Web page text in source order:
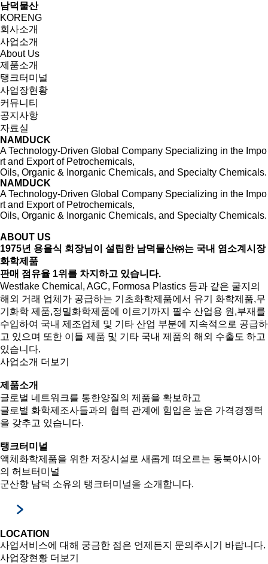
남덕물산
KORENG
회사소개
사업소개
About Us
제품소개
탱크터미널
사업장현황
커뮤니티
공지사항
자료실
NAMDUCK
A Technology-Driven Global Company Specializing in the Impo
rt and Export of Petrochemicals,
Oils, Organic & Inorganic Chemicals, and Specialty Chemicals.
NAMDUCK
A Technology-Driven Global Company Specializing in the Impo
rt and Export of Petrochemicals,
Oils, Organic & Inorganic Chemicals, and Specialty Chemicals.
ABOUT US
1975년 용을식 회장님이 설립한 남덕물산㈜는 국내 염소계시장
화학제품
판매 점유율 1위를 차지하고 있습니다.
Westlake Chemical, AGC, Formosa Plastics 등과 같은 굴지의
해외 거래 업체가 공급하는 기초화학제품에서 유기 화학제품,무
기화학 제품,정밀화학제품에 이르기까지 필수 산업용 원,부재를
수입하여 국내 제조업체 및 기타 산업 부분에 지속적으로 공급하
고 있으며 또한 이들 제품 및 기타 국내 제품의 해외 수출도 하고
있습니다.
사업소개 더보기
제품소개
글로벌 네트워크를 통한양질의 제품을 확보하고
글로벌 화학제조사들과의 협력 관계에 힘입은 높은 가격경쟁력
을 갖추고 있습니다.
탱크터미널
액체화학제품을 위한 저장시설로 새롭게 떠오르는 동북아시아
의 허브터미널
군산항 남덕 소유의 탱크터미널을 소개합니다.
LOCATION
사업서비스에 대해 궁금한 점은 언제든지 문의주시기 바랍니다.
사업장현황 더보기